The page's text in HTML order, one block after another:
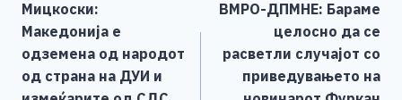
o
o
k
g
er
p n
k
на
напис
Мицкоски:
Македонија е
одземена од народот
од страна на ДУИ и
ВМРО-ДПМНЕ: Бараме
целосно да се
расветли случајот со
приведувањето на